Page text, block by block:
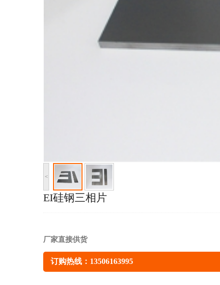
<
EI硅钢三相片
厂家直接供货
订购热线： 13506163995